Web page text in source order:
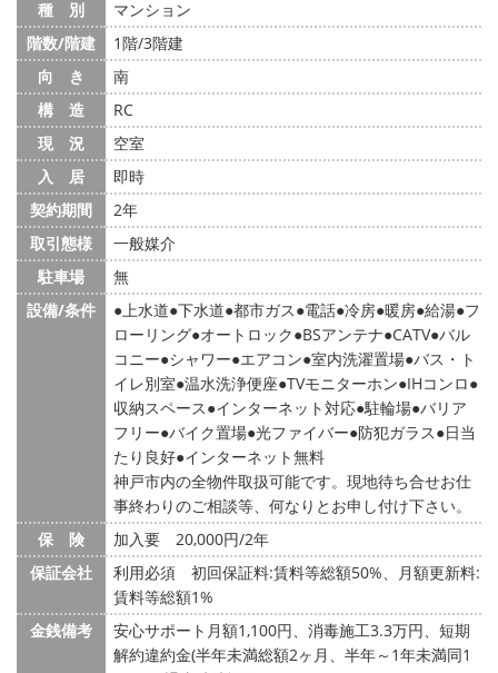
種 別
マンション
階数/階建
1階/3階建
向 き
南
構 造
RC
現 況
空室
入 居
即時
契約期間
2年
取引態様
一般媒介
駐車場
無
設備/条件
上水道 下水道 都市ガス 電話 冷房 暖房 給湯 フ
ローリング オートロック BSアンテナ CATV バル
コニー シャワー エアコン 室内洗濯置場 バス・ト
イレ別室 温水洗浄便座 TVモニターホン IHコンロ
収納スペース インターネット対応 駐輪場 バリア
フリー バイク置場 光ファイバー 防犯ガラス
日当
たり良好 インターネット無料
神戸市内の全物件取扱可能です。現地待ち合せお仕
事終わりのご相談等、何なりとお申し付け下さい。
保 険
加入要 20,000円/2年
保証会社
利用必須 初回保証料:賃料等総額50%、月額更新料:
賃料等総額1%
金銭備考
安心サポート月額1,100円、消毒施工3.3万円、短期
解約違約金(半年未満総額2ヶ月、半年～1年未満同1